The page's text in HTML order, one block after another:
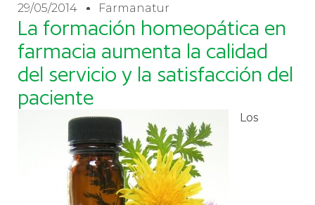
29/05/2014 Farmanatur
La formación homeopática en
farmacia aumenta la calidad
del servicio y la satisfacción del
paciente
Los